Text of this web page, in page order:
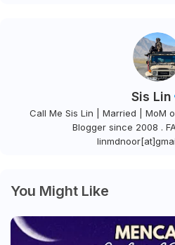
Sis Lin
Call Me Sis Lin | Married | MoM
Blogger since 2008 .
You Might Like